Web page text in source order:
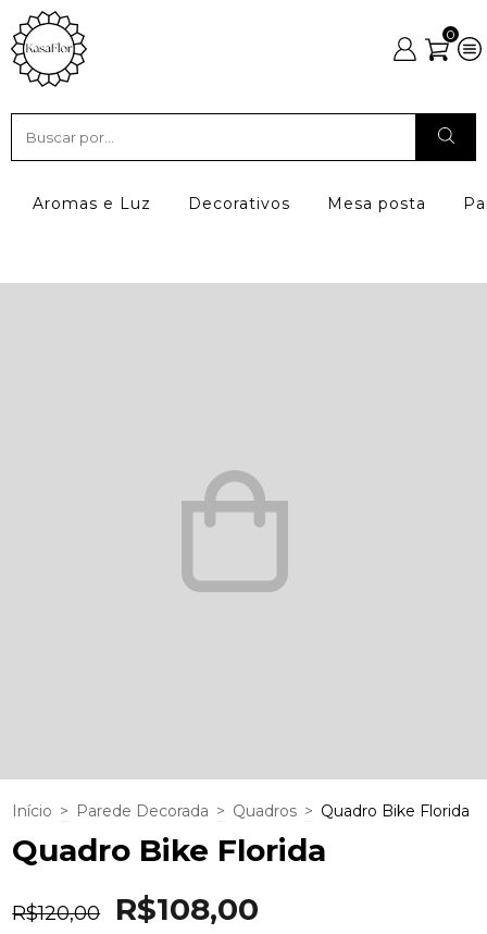
0
Aromas e Luz Decorativos Mesa posta
Início > Parede Decorada > Quadros > Quadro Bike Florida
Quadro Bike Florida
R$120,00 R$108,00